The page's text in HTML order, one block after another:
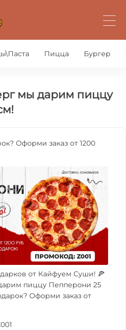
Пицца Бургер
мы дарим пиццу
Оформи заказ от 1200
от Кайфуем Суши! 🍕
пиццу Пепперони 25
Оформи заказ от